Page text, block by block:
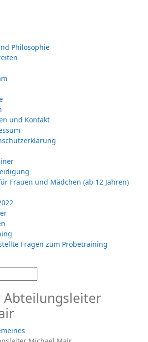
Philosophie
und Kontakt
Frauen und Mädchen (ab 12 Jahren)
Fragen zum Probetraining
Abteilungsleiter